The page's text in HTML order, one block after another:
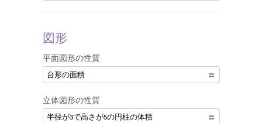
図形
平面図形の性質
台形の面積
立体図形の性質
半径が3で高さが5の円柱の体積